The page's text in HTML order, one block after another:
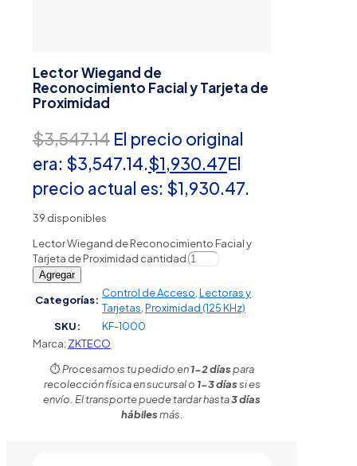
Lector Wiegand de
Reconocimiento Facial y Tarjeta de
Proximidad
$3,547.14 El precio original
era: $3,547.14.$1,930.47El
precio actual es: $1,930.47.
39 disponibles
Lector Wiegand de Reconocimiento Facial y
Tarjeta de Proximidad cantidad
Agregar
Categorías:
Control de Acceso,Lectoras y
Tarjetas,Proximidad (125 KHz)
SKU:
KF-1000
Marca: ZKTECO
⏱️Procesamos tu pedido en1-2 díaspara
recolección física en sucursal o 1-3 díassi es
envío. El transporte puede tardar hasta3 días
hábilesmás.